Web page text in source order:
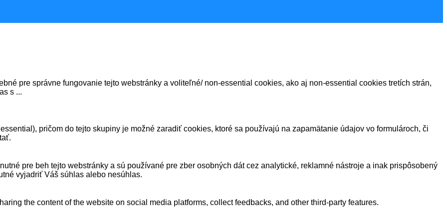
pre správne fungovanie tejto webstránky a voliteľné/ non-essential cookies, ako aj non-essential cookies tretích strán,
s ...
pričom do tejto skupiny je možné zaradiť cookies, ktoré sa používajú na zapamätanie údajov vo formulároch, či
pre beh tejto webstránky a sú používané pre zber osobných dát cez analytické, reklamné nástroje a inak prispôsobený
vyjadriť Váš súhlas alebo nesúhlas.
the content of the website on social media platforms, collect feedbacks, and other third-party features.